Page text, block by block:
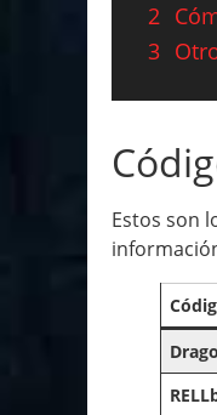
2
3
Estos son